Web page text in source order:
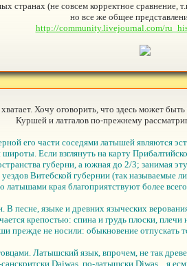
странах (не совсем корректное сравнение,
но все же общее
http://community.livejournal.com/
Хочу оговорить, что здесь может
Куршей и латгалов по-прежнему
его части соседями латышей
Если взглянуть на карту
губерни, а южная до 2/3;
Витебской губернии (так называемые
латышами края благоприятствуют более
песне, языке и древних языческих
крепостью: спина и грудь плоски,
прежде не носили: обыкновение отпускать
Латышский язык, впрочем, не так
Daiwas, по-латышски Diwas, „я